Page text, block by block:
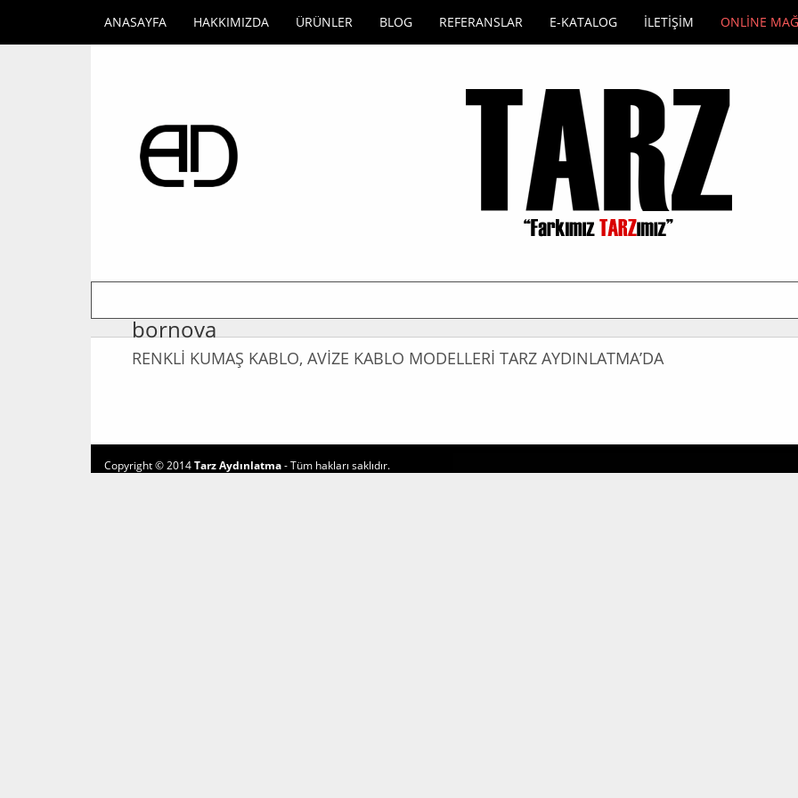
ANASAYFA HAKKIMIZDA ÜRÜNLER BLOG REFERANSLAR E-KATALOG İLETİŞİM ONLİNE
bornova
RENKLİ KUMAŞ KABLO, AVİZE KABLO MODELLERİ TARZ AYDINLATMA’DA
Copyright © 2014Tarz Aydınlatma- Tüm hakları saklıdır.